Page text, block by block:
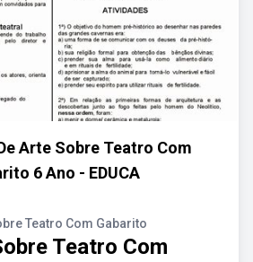
Arte Sobre Teatro Com
6 Ano - EDUCA
Teatro Com Gabarito
Teatro Com